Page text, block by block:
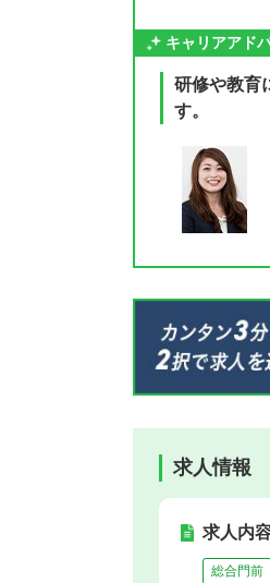
キャリアアド
研修や教育
す。
求人情報
求人内
総合門前